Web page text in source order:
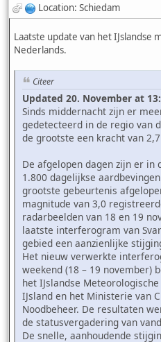
Location: Schiedam
Laatste update van het IJslandse
Nederlands.
Citeer
Updated 20. November at
Sinds middernacht zijn er
gedetecteerd in de regio van
de grootste een kracht van
De afgelopen dagen zijn er in
1.800 dagelijkse
grootste gebeurtenis
magnitude van 3,0
radarbeelden van 18 en 19
laatste interferogram van
gebied een aanzienlijke
Het nieuw verwerkte
weekend (18 – 19 november)
het IJslandse
IJsland en het Ministerie van
Noodbeheer. De resultaten
de statusvergadering van
De snelle, aanhoudende